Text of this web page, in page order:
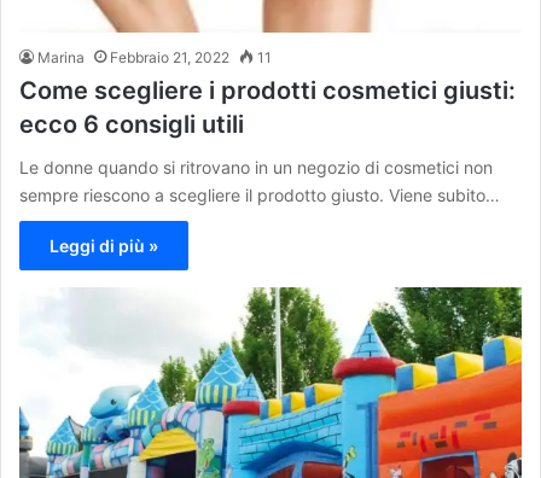
Marina Febbraio 21, 2022 11
Come scegliere i prodotti cosmetici giusti:
ecco 6 consigli utili
Le donne quando si ritrovano in un negozio di cosmetici non
sempre riescono a scegliere il prodotto giusto. Viene subito…
Leggi di più »